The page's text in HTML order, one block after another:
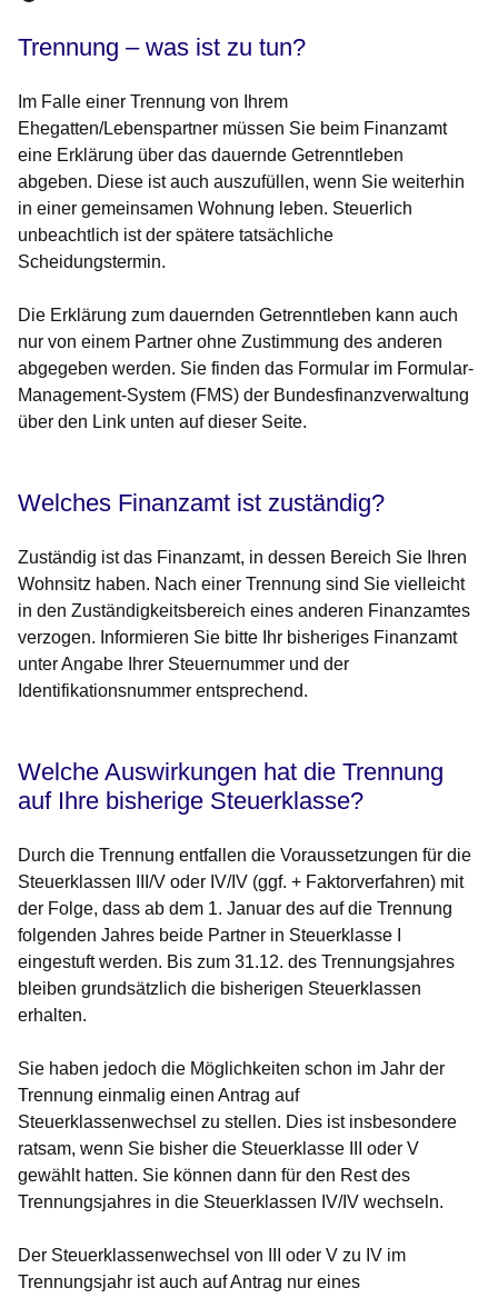
Trennung – was ist zu tun?
Im Falle einer Trennung von Ihrem
Ehegatten/Lebenspartner müssen Sie beim Finanzamt
eine Erklärung über das dauernde Getrenntleben
abgeben. Diese ist auch auszufüllen, wenn Sie weiterhin
in einer gemeinsamen Wohnung leben. Steuerlich
unbeachtlich ist der spätere tatsächliche
Scheidungstermin.
Die Erklärung zum dauernden Getrenntleben kann auch
nur von einem Partner ohne Zustimmung des anderen
abgegeben werden. Sie finden das Formular im Formular-
Management-System (FMS) der Bundesfinanzverwaltung
über den Link unten auf dieser Seite.
Welches Finanzamt ist zuständig?
Zuständig ist das Finanzamt, in dessen Bereich Sie Ihren
Wohnsitz haben. Nach einer Trennung sind Sie vielleicht
in den Zuständigkeitsbereich eines anderen Finanzamtes
verzogen. Informieren Sie bitte Ihr bisheriges Finanzamt
unter Angabe Ihrer Steuernummer und der
Identifikationsnummer entsprechend.
Welche Auswirkungen hat die Trennung
auf Ihre bisherige Steuerklasse?
Durch die Trennung entfallen die Voraussetzungen für die
Steuerklassen III/V oder IV/IV (ggf. + Faktorverfahren) mit
der Folge, dass ab dem 1. Januar des auf die Trennung
folgenden Jahres beide Partner in Steuerklasse I
eingestuft werden. Bis zum 31.12. des Trennungsjahres
bleiben grundsätzlich die bisherigen Steuerklassen
erhalten.
Sie haben jedoch die Möglichkeiten schon im Jahr der
Trennung einmalig einen Antrag auf
Steuerklassenwechsel zu stellen. Dies ist insbesondere
ratsam, wenn Sie bisher die Steuerklasse III oder V
gewählt hatten. Sie können dann für den Rest des
Trennungsjahres in die Steuerklassen IV/IV wechseln.
Der Steuerklassenwechsel von III oder V zu IV im
Trennungsjahr ist auch auf Antrag nur eines